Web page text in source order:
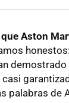
Aston
palabras de